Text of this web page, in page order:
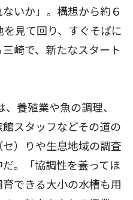
いか」。構想から約６
見て回り、すぐそばに
崎で、新たなスタート
養殖業や魚の調理、
スタッフなどその道の
）りや生息地域の調査
。「協調性を養ってほ
できる大小の水槽も用